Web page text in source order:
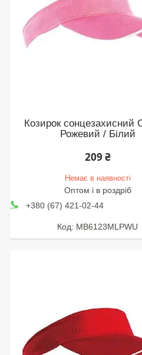
Козирок сонцезахисний
Рожевий / Білий
209 ₴
Немає в наявності
Оптом і в роздріб
+380 (67) 421-02-44
MB6123MLPWU